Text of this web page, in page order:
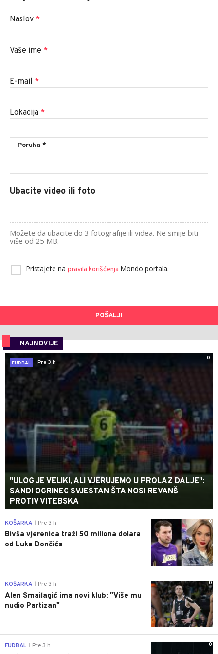
Naslov *
Vaše ime *
E-mail *
Lokacija *
Ubacite video ili foto
Možete da ubacite do 3 fotografije ili videa. Ne smije biti
više od 25 MB.
Pristajete na pravila korišćenja Mondo portala.
POŠALJI
NAJNOVIJE
0
FUDBAL
Pre 3 h
"ULOG JE VELIKI, ALI VJERUJEMO U PROLAZ DALJE":
SANDI OGRINEC SVJESTAN ŠTA NOSI REVANŠ
PROTIV VITEBSKA
0
KOŠARKA Pre 3 h
Bivša vjerenica traži 50 miliona dolara
od Luke Dončića
0
KOŠARKA Pre 3 h
Alen Smailagić ima novi klub: "Više mu
nudio Partizan"
0
FUDBAL Pre 3 h